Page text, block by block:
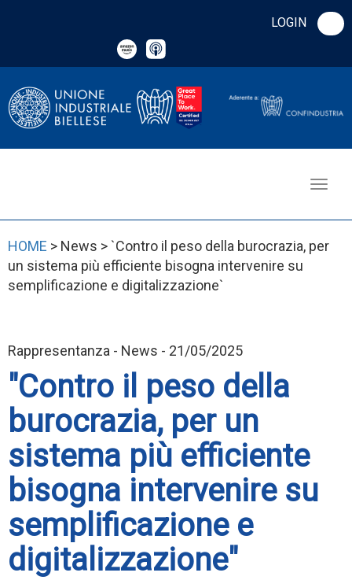
LOGIN
HOME > News > `Contro il peso della burocrazia, per
un sistema più efficiente bisogna intervenire su
semplificazione e digitalizzazione`
Rappresentanza - News - 21/05/2025
"Contro il peso della
burocrazia, per un
sistema più efficiente
bisogna intervenire su
semplificazione e
digitalizzazione"